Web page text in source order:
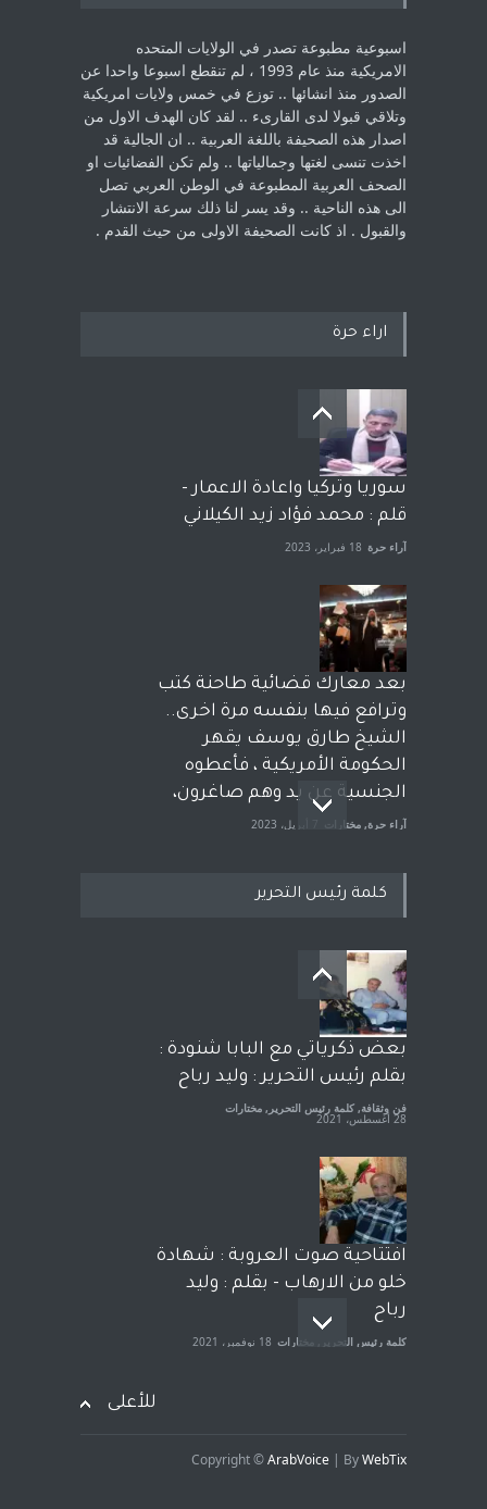
اسبوعية مطبوعة تصدر في الولايات المتحده
الامريكية منذ عام 1993 ، لم ‏تنقطع اسبوعا واحدا عن
الصدور منذ انشائها .. توزع في خمس ولايات امريكية
‏وتلاقي قبولا لدى القارىء ..‏ لقد كان الهدف الاول من
اصدار هذه الصحيفة باللغة العربية .. ان الجالية قد
اخذت ‏تنسى لغتها وجمالياتها .. ولم تكن الفضائيات او
الصحف العربية المطبوعة في الوطن ‏العربي تصل
الى هذه الناحية .. وقد يسر لنا ذلك سرعة الانتشار
والقبول . اذ كانت ‏الصحيفة الاولى من حيث القدم . ‏
اراء حرة
سوريا وتركيا واعادة الاعمار -
قلم : محمد فؤاد زيد الكيلاني
آراء حرة 18 فبراير، 2023
بعد معارك قضائية طاحنة كتب
وترافع فيها بنفسه مرة اخرى..
الشيخ طارق يوسف يقهر
الحكومة الأمريكية ، فأعطوه
الجنسية عن يد وهم صاغرون،
آراء حرة, مختارات
معاناة زلزال سوريّة تفضح:
زيف ديمقراطية الغرب! قلم :
رشاد أبو شاورآراء حرة ..
آراء حرة 18 فبراير، 2023
كلمة رئيس التحرير
بعض ذكرياتي مع البابا شنودة :
بقلم رئيس التحرير : وليد رباح
فن وثقافة, كلمة رئيس التحرير , مختارات
28 أغسطس، 2021
افتتاحية صوت العروبة : شهادة
خلو من الارهاب - بقلم : وليد
رباح
كلمة رئيس التحرير مختارات 18 نوفمبر، 2021
للأعلى
Copyright ©ArabVoice | ByWebTix